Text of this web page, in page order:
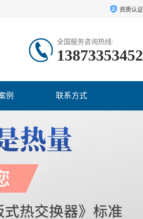
资质认证
全国服务咨询热线:
13873353452
例 联系方式